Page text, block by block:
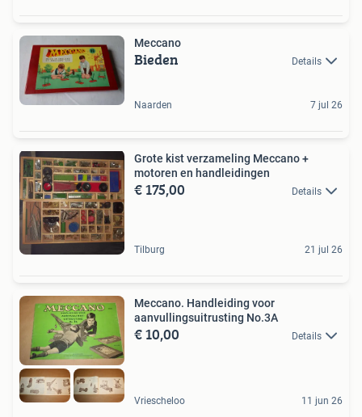
Meccano
Bieden Details
Naarden 7 jul 26
Grote kist verzameling Meccano +
motoren en handleidingen
€ 175,00 Details
Tilburg 21 jul 26
Meccano. Handleiding voor
aanvullingsuitrusting No.3A
€ 10,00 Details
Vriescheloo 11 jun 26